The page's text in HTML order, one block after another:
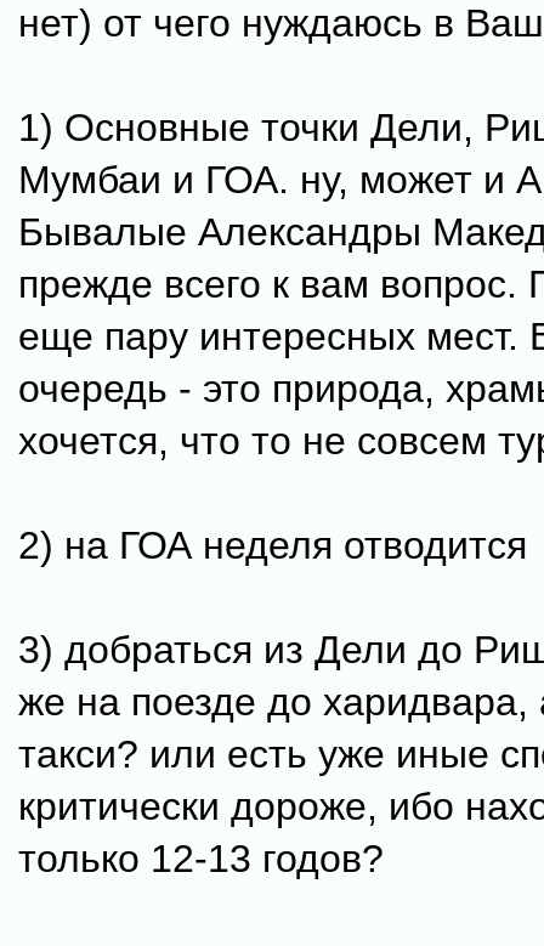
нет) от чего нуждаюсь в
1) Основные точки Дели,
Мумбаи и ГОА. ну, может и
Бывалые Александры
прежде всего к вам вопрос.
еще пару интересных мест.
очередь - это природа,
хочется, что то не совсем
2) на ГОА неделя отводится
3) добраться из Дели до
же на поезде до харидвара,
такси? или есть уже иные
критически дороже, ибо
только 12-13 годов?